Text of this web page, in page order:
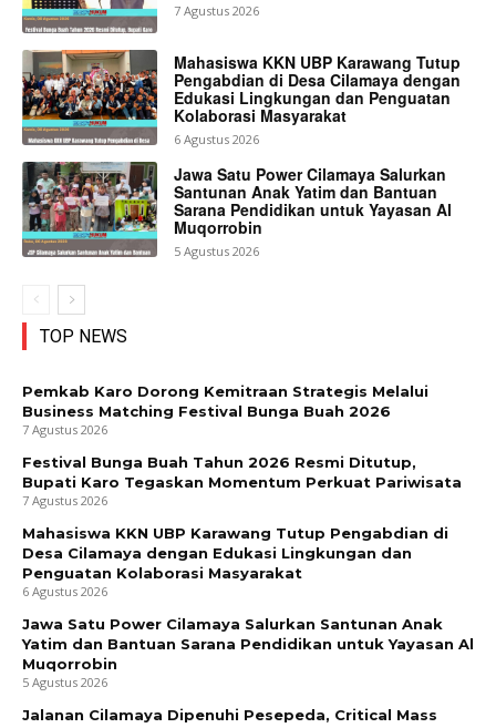
7 Agustus 2026
Mahasiswa KKN UBP Karawang Tutup
Pengabdian di Desa Cilamaya dengan
Edukasi Lingkungan dan Penguatan
Kolaborasi Masyarakat
6 Agustus 2026
Jawa Satu Power Cilamaya Salurkan
Santunan Anak Yatim dan Bantuan
Sarana Pendidikan untuk Yayasan Al
Muqorrobin
5 Agustus 2026
TOP NEWS
Pemkab Karo Dorong Kemitraan Strategis Melalui
Business Matching Festival Bunga Buah 2026
7 Agustus 2026
Festival Bunga Buah Tahun 2026 Resmi Ditutup,
Bupati Karo Tegaskan Momentum Perkuat Pariwisata
7 Agustus 2026
Mahasiswa KKN UBP Karawang Tutup Pengabdian di
Desa Cilamaya dengan Edukasi Lingkungan dan
Penguatan Kolaborasi Masyarakat
6 Agustus 2026
Jawa Satu Power Cilamaya Salurkan Santunan Anak
Yatim dan Bantuan Sarana Pendidikan untuk Yayasan Al
Muqorrobin
5 Agustus 2026
Jalanan Cilamaya Dipenuhi Pesepeda, Critical Mass